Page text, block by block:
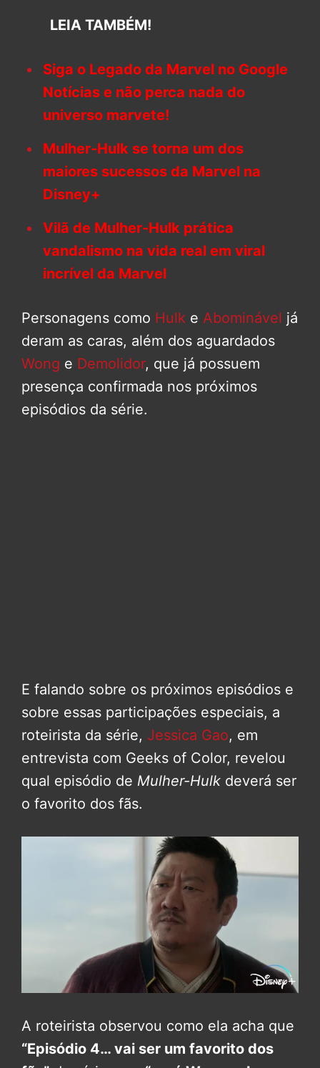
LEIA TAMBÉM!
Siga o Legado da Marvel no Google
Notícias e não perca nada do
universo marvete!
Mulher-Hulk se torna um dos
maiores sucessos da Marvel na
Disney+
Vilã de Mulher-Hulk prática
vandalismo na vida real em viral
incrível da Marvel
Personagens como Hulk e Abominável já
deram as caras, além dos aguardados
Wong e Demolidor, que já possuem
presença confirmada nos próximos
episódios da série.
E falando sobre os próximos episódios e
sobre essas participações especiais, a
roteirista da série, Jessica Gao, em
entrevista com Geeks of Color, revelou
qual episódio de Mulher-Hulk deverá ser
o favorito dos fãs.
A roteirista observou como ela acha que
“Episódio 4… vai ser um favorito dos